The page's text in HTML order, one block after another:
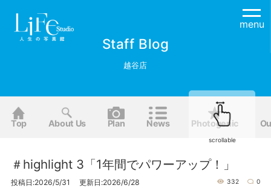
menu
Staff Blog
越谷店
Top About Us Plan News Photogenic
＃highlight 3「1年間でパワーアップ！」
投稿日:2026/5/31 更新日:2026/6/28 332 0